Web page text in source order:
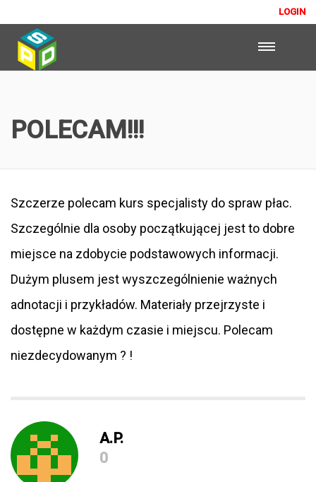
LOGIN
POLECAM!!!
Szczerze polecam kurs specjalisty do spraw płac.
Szczególnie dla osoby początkującej jest to dobre
miejsce na zdobycie podstawowych informacji.
Dużym plusem jest wyszczególnienie ważnych
adnotacji i przykładów. Materiały przejrzyste i
dostępne w każdym czasie i miejscu. Polecam
niezdecydowanym ? !
A.P.
0